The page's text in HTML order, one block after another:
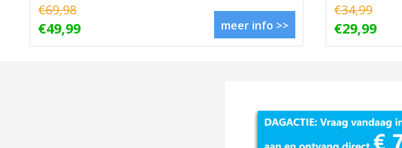
€69,98
€49,99 meer info >>
€34,99
€29,99